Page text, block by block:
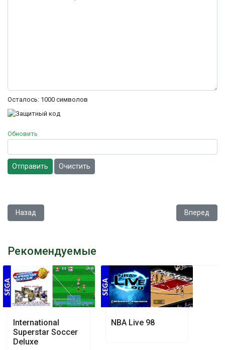
Осталось: 1000 символов
Обновить
Отправить Очистить
Предыдущий: Legend
Назад Вперед
Рекомендуемые
International
Superstar Soccer
Deluxe
NBA Live 98